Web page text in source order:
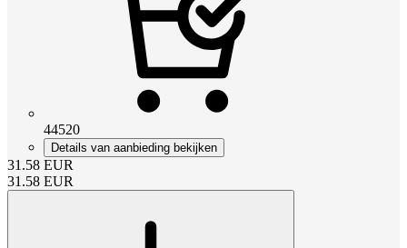
44520
Details van aanbieding bekijken
31.58 EUR
31.58 EUR